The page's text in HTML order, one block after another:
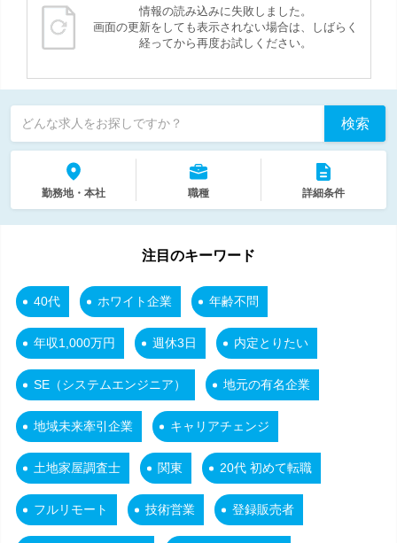
情報の読み込みに失敗しました。
画面の更新をしても表示されない場合は、しばらく
経ってから再度お試しください。
どんな求人をお探しですか？ 検索
勤務地・本社 職種 詳細条件
注目のキーワード
40代 ホワイト企業 年齢不問
年収1,000万円 週休3日 内定とりたい
SE（システムエンジニア） 地元の有名企業
地域未来牽引企業 キャリアチェンジ
土地家屋調査士 関東 20代 初めて転職
フルリモート 技術営業 登録販売者